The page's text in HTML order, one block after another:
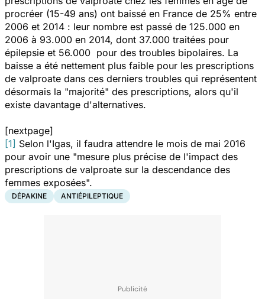
procréer (15-49 ans) ont baissé en France de 25% entre
2006 et 2014 : leur nombre est passé de 125.000 en
2006 à 93.000 en 2014, dont 37.000 traitées pour
épilepsie et 56.000 pour des troubles bipolaires. La
baisse a été nettement plus faible pour les prescriptions
de valproate dans ces derniers troubles qui représentent
désormais la "majorité" des prescriptions, alors qu'il
existe davantage d'alternatives.
[nextpage]
[1] Selon l'Igas, il faudra attendre le mois de mai 2016
pour avoir une "mesure plus précise de l'impact des
prescriptions de valproate sur la descendance des
femmes exposées".
DÉPAKINE ANTIÉPILEPTIQUE